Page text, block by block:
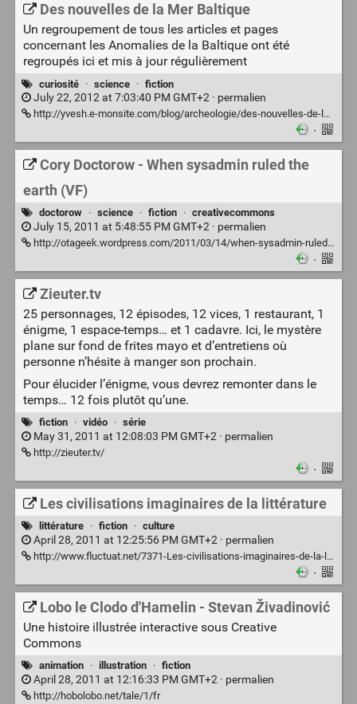
Des nouvelles de la Mer Baltique
Un regroupement de tous les articles et pages
concernant les Anomalies de la Baltique ont été
regroupés ici et mis à jour régulièrement
curiosité · science · fiction
July 22, 2012 at 7:03:40 PM GMT+2 · permalien
http://yvesh.e-monsite.com/blog/archeologie/des-nouvelles-de-la-mer-baltique.html
·
Cory Doctorow - When sysadmin ruled the
earth (VF)
doctorow · science · fiction · creativecommons
July 15, 2011 at 5:48:55 PM GMT+2 · permalien
http://otageek.wordpress.com/2011/03/14/when-sysadmin-ruled-the-earth/
·
Zieuter.tv
25 personnages, 12 épisodes, 12 vices, 1 restaurant, 1
énigme, 1 espace-temps… et 1 cadavre. Ici, le mystère
plane sur fond de frites mayo et d’entretiens où
personne n’hésite à manger son prochain.
Pour élucider l’énigme, vous devrez remonter dans le
temps… 12 fois plutôt qu’une.
fiction · vidéo · série
May 31, 2011 at 12:08:03 PM GMT+2 · permalien
http://zieuter.tv/
·
Les civilisations imaginaires de la littérature
littérature · fiction · culture
April 28, 2011 at 12:25:56 PM GMT+2 · permalien
http://www.fluctuat.net/7371-Les-civilisations-imaginaires-de-la-litterature
·
Lobo le Clodo d'Hamelin - Stevan Živadinović
Une histoire illustrée interactive sous Creative
Commons
animation · illustration · fiction
April 28, 2011 at 12:16:33 PM GMT+2 · permalien
http://hobolobo.net/tale/1/fr